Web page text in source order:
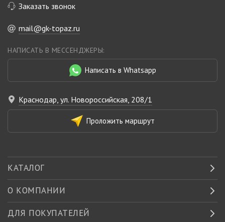
Заказать звонок
mail@gk-topaz.ru
НАПИСАТЬ В МЕССЕНДЖЕРЫ:
Написать в Whatsapp
Краснодар, ул. Новороссийская, 208/1
Проложить маршрут
КАТАЛОГ
О КОМПАНИИ
ДЛЯ ПОКУПАТЕЛЕЙ